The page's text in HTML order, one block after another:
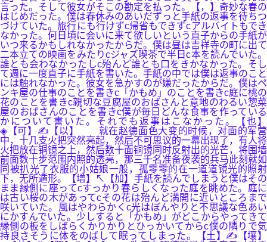
言った。そして彼女がそこの勘定を払った。【，】奇妙な春の
はじめだった。僕は春休みのあいだずっと手紙の返事を待ちつ
づけていた。旅行にも行けずc帰省もできずcアルバイトもでき
なかった。何日頃に会いに来て欲しいという直子からの手紙が
いつ来るかもしれなかったからだ。僕は昼は吉祥寺の町に出て
二本立ての映画をみたりcジャズ喫茶で半日c本を読んでいた。
誰とも会わなかったしc殆んど誰とも口をきかなかった。そし
て週に一度直子に手紙を書いた。手紙の中では僕は返事のこと
には触れなかった。彼女を急かすのが嫌だったからだ。僕はペ
ンキ屋の仕事のことを書きc「かもめ」のことを書きc庭に桃の
花のことを書きc親切な豆腐屋のおばさんと意地のわるい惣菜
屋のおばさんのことを書きc僕が毎日どんな食事を作っている
かについて書いた。それでも返事はこなかった。【也】
◈【可】✍【以】 就在赵德面色大变的时候，对面的军营
中，十几支火把突然亮起，然后不可思议的一幕出现了，有人将
火把放在铜镜之上，然后数十面铜镜同时反射出的光芒，将围墙
前面数十步范围内照的透亮，那三千名准备夜袭的兵马此刻就如
同被扒光了衣服的小姑娘一般，孤零零的在一道道镜光的照射
下，无所遁形。【增】↖【加】手紙を読んでしまうと僕はその
まま縁側に座ってcすっかり春らしくなった庭を眺めた。庭に
は古い桜の木があってcその花は殆んど満開に近いところまで
咲いていた。風はやわらかくc光はぼんやりと不思議な色あい
にかすんでいた。少しすると「かもめ」がどこからやってきて
縁側の板をしばらくかりかりとひっかいてからc僕の隣りで気
持良さそうに体をのばして眠ってしまった。【土】✍【壤】